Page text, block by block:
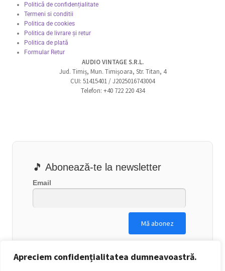
Apreciem confidențialitatea dumneavoastră.
Politică de confidențialitate
Termeni si conditii
Politica de cookies
Politica de livrare și retur
Politica de plată
Formular Retur
AUDIO VINTAGE S.R.L.
Jud. Timiș, Mun. Timișoara, Str. Titan, 4
CUI: 51415401 / J2025016743004
Telefon: +40 722 220 434
🎵 Abonează-te la newsletter
Email